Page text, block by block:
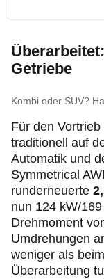
Getriebe
Kombi oder SUV?
Für den
traditionell auf
Automatik und
Symmetrical
runderneuerte
nun 124 kW/
Drehmoment
Umdrehungen
weniger als
Überarbeitung